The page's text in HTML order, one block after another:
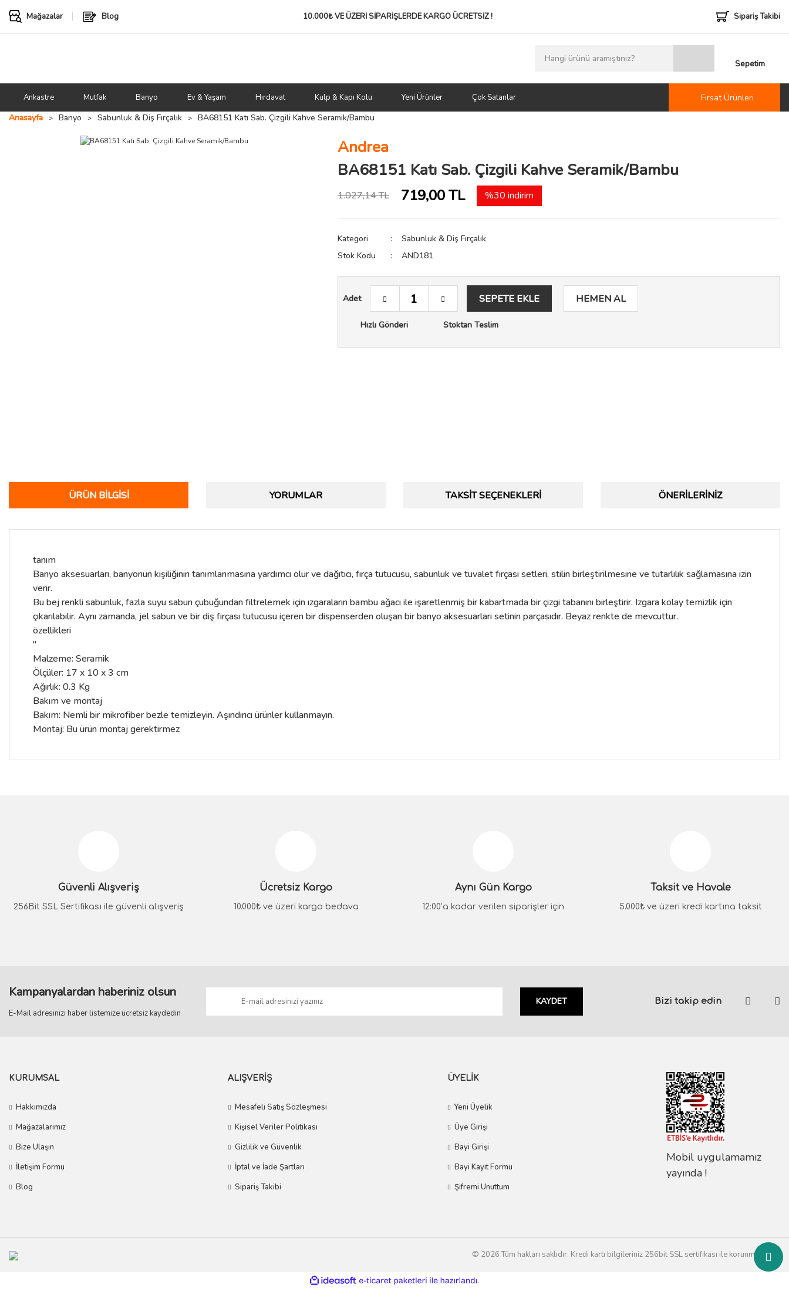
Mağazalar Blog 10.000₺ VE ÜZERİ SİPARİŞLERDEKARGO ÜCRETSİZ ! Sipariş Takibi
Sepetim
Ankastre Mutfak Banyo Ev & Yaşam Hırdavat Kulp & Kapı Kolu Yeni Ürünler Çok Satanlar
Fırsat Ürünleri
Anasayfa
Banyo Sabunluk & Diş Fırçalık BA68151 Katı Sab. Çizgili Kahve Seramik/Bambu
Andrea
BA68151 Katı Sab. Çizgili Kahve Seramik/Bambu
1.027,14 TL 719,00 TL %30 indirim
Kategori
Sabunluk & Diş Fırçalık
Stok Kodu
AND181
Adet SEPETE EKLE HEMEN AL
Hızlı Gönderi Stoktan Teslim
ÜRÜN BILGISI YORUMLAR TAKSIT SEÇENEKLERI ÖNERILERINIZ
tanım
Banyo aksesuarları, banyonun kişiliğinin tanımlanmasına yardımcı olur ve dağıtıcı, fırça tutucusu, sabunluk ve tuvalet fırçası setleri, stilin birleştirilmesine ve tutarlılık sağlamasına izin
verir.
Bu bej renkli sabunluk, fazla suyu sabun çubuğundan filtrelemek için ızgaraların bambu ağacı ile işaretlenmiş bir kabartmada bir çizgi tabanını birleştirir. Izgara kolay temizlik için
çıkarılabilir. Aynı zamanda, jel sabun ve bir diş fırçası tutucusu içeren bir dispenserden oluşan bir banyo aksesuarları setinin parçasıdır. Beyaz renkte de mevcuttur.
özellikleri
"
Malzeme: Seramik
Ölçüler: 17 x 10 x 3 cm
Ağırlık: 0.3 Kg
Bakım ve montaj
Bakım: Nemli bir mikrofiber bezle temizleyin. Aşındırıcı ürünler kullanmayın.
Montaj: Bu ürün montaj gerektirmez
Ürün bilgilerinde hatalar bulunuyor.
Ürün fiyatı diğer sitelerden daha pahalı.
Güvenli Alışveriş
256Bit SSL Sertifikası ile güvenli alışveriş
Ücretsiz Kargo
10.000₺ ve üzeri kargo bedava
Aynı Gün Kargo
12:00’a kadar verilen siparişler için
Taksit ve Havale
5.000₺ ve üzeri kredi kartına taksit
Kampanyalardan haberiniz olsun
E-Mail adresinizi haber listemize ücretsiz kaydedin
KAYDET Bizi takip edin
KURUMSAL
Hakkımızda
Mağazalarımız
Bize Ulaşın
İletişim Formu
Blog
ALIŞVERİŞ
Mesafeli Satış Sözleşmesi
Kişisel Veriler Politikası
Gizlilik ve Güvenlik
İptal ve İade Şartları
Sipariş Takibi
ÜYELİK
Yeni Üyelik
Üye Girişi
Bayi Girişi
Bayi Kayıt Formu
Şifremi Unuttum
Mobil uygulamamız
yayında !
© 2026 Tüm hakları saklıdır. Kredi kartı bilgileriniz 256bit SSL sertifikası ile korunmaktadır.
ideasoft
e-